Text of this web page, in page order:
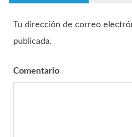
Tu dirección de correo
publicada.
Comentario